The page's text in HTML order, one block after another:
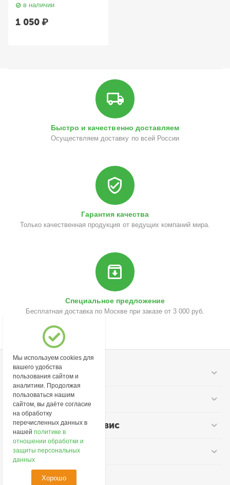
в наличии
1 050₽
Быстро и качественно доставляем
Осуществляем доставку по всей России
Гарантия качества
Только качественная продукция от ведущих компаний мира.
Специальное предложение
Бесплатная доставка по Москве при заказе от 3 000 руб.
Моя учетная запись
Информация
Покупательский сервис
Контакты
Мы используем cookies для
вашего удобства
пользования сайтом и
аналитики. Продолжая
пользоваться нашим
сайтом, вы даёте согласие
на обработку
перечисленных данных в
нашейполитике в
отношении обработки и
защиты персональных
данных
Хорошо